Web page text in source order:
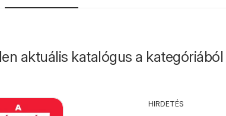
aktuális katalógus a kategóriából
HIRDETÉS